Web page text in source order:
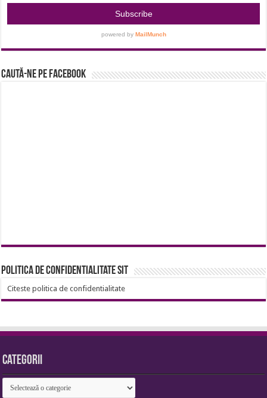
Caută-ne pe Facebook
Politica de confidentialitate sit
Citeste politica de confidentialitate
Categorii
Categorii